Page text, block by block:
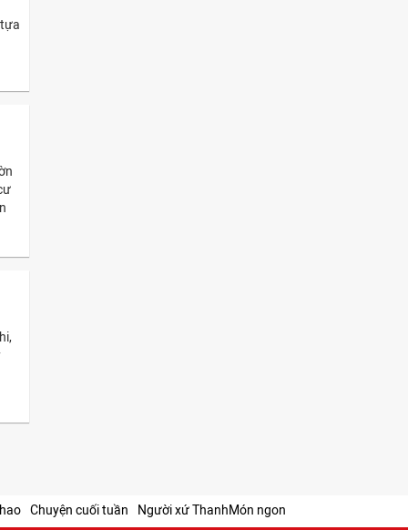
Chuyện cuối tuần Người xứ ThanhMón ngon